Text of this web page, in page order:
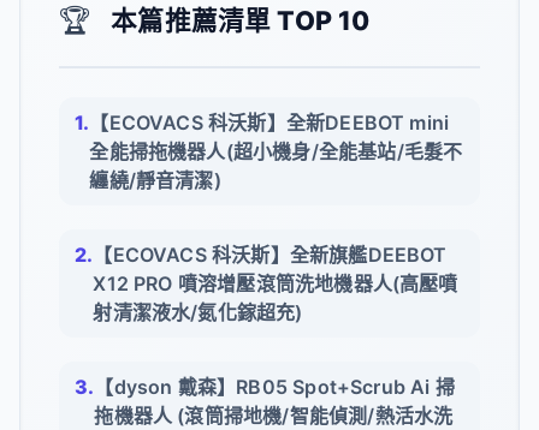
🏆 本篇推薦清單 TOP 10
【ECOVACS 科沃斯】全新DEEBOT mini
全能掃拖機器人(超小機身/全能基站/毛髮不
纏繞/靜音清潔)
【ECOVACS 科沃斯】全新旗艦DEEBOT
X12 PRO 噴溶增壓滾筒洗地機器人(高壓噴
射清潔液水/氮化鎵超充)
【dyson 戴森】RB05 Spot+Scrub Ai 掃
拖機器人 (滾筒掃地機/智能偵測/熱活水洗